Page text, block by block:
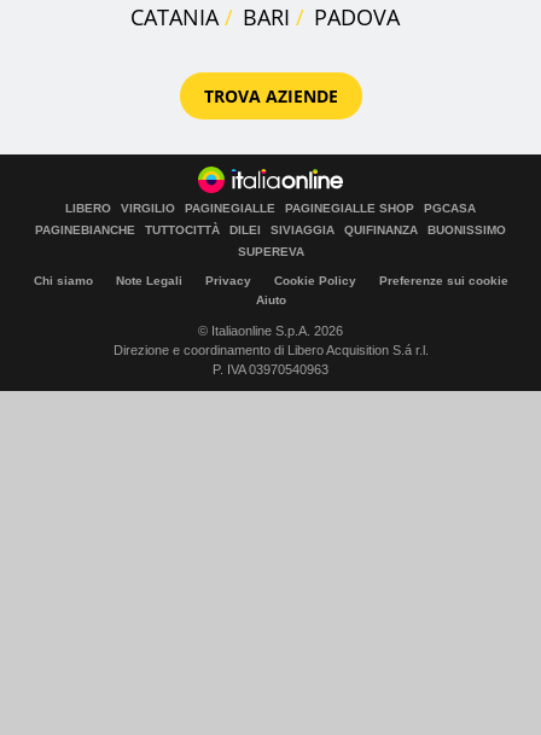
CATANIA
BARI PADOVA
TROVA AZIENDE
LIBERO VIRGILIO PAGINEGIALLE PAGINEGIALLE SHOP
PGCASA
PAGINEBIANCHE
TUTTOCITTÀ DILEI SIVIAGGIA QUIFINANZA
BUONISSIMO
SUPEREVA
Chi siamo Note Legali Privacy Cookie Policy
Preferenze sui cookie
Aiuto
© Italiaonline S.p.A. 2026
Direzione e coordinamento di Libero Acquisition S.á r.l.
P. IVA 03970540963